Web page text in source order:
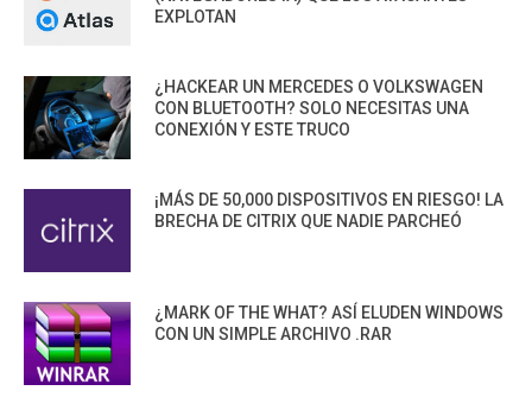
EXPLOTAN
¿HACKEAR UN MERCEDES O VOLKSWAGEN
CON BLUETOOTH? SOLO NECESITAS UNA
CONEXIÓN Y ESTE TRUCO
¡MÁS DE 50,000 DISPOSITIVOS EN RIESGO! LA
BRECHA DE CITRIX QUE NADIE PARCHEÓ
¿MARK OF THE WHAT? ASÍ ELUDEN WINDOWS
CON UN SIMPLE ARCHIVO .RAR